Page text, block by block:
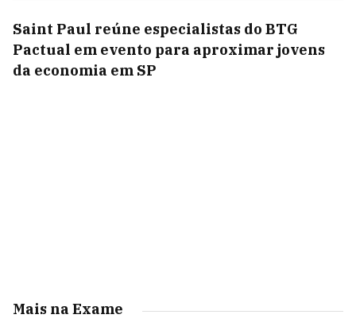
Saint Paul reúne especialistas do BTG
Pactual em evento para aproximar jovens
da economia em SP
Mais na Exame